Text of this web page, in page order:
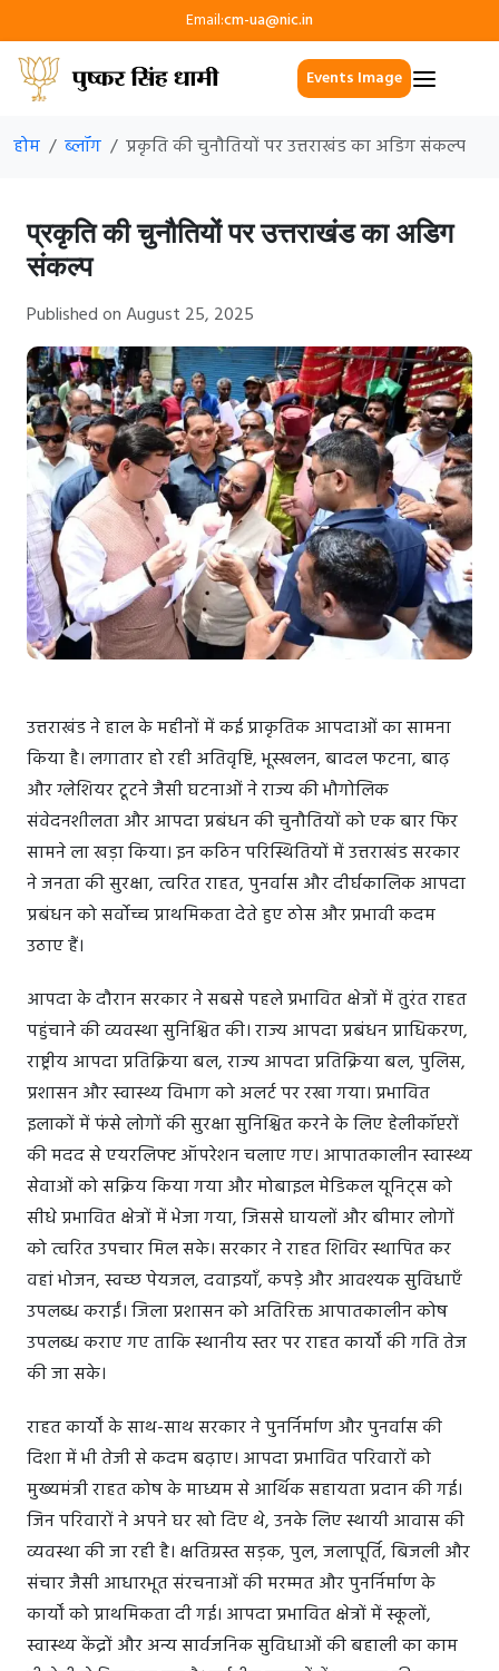
Email:cm-ua@nic.in
Events Image
होम ब्लॉग प्रकृति की चुनौतियों पर उत्तराखंड का अडिग संकल्प
प्रकृति की चुनौतियों पर उत्तराखंड का अडिग
संकल्प
Published on August 25, 2025
उत्तराखंड ने हाल के महीनों में कई प्राकृतिक आपदाओं का सामना
किया है। लगातार हो रही अतिवृष्टि, भूस्खलन, बादल फटना, बाढ़
और ग्लेशियर टूटने जैसी घटनाओं ने राज्य की भौगोलिक
संवेदनशीलता और आपदा प्रबंधन की चुनौतियों को एक बार फिर
सामने ला खड़ा किया। इन कठिन परिस्थितियों में उत्तराखंड सरकार
ने जनता की सुरक्षा, त्वरित राहत, पुनर्वास और दीर्घकालिक आपदा
प्रबंधन को सर्वोच्च प्राथमिकता देते हुए ठोस और प्रभावी कदम
उठाए हैं।
आपदा के दौरान सरकार ने सबसे पहले प्रभावित क्षेत्रों में तुरंत राहत
पहुंचाने की व्यवस्था सुनिश्चित की। राज्य आपदा प्रबंधन प्राधिकरण,
राष्ट्रीय आपदा प्रतिक्रिया बल, राज्य आपदा प्रतिक्रिया बल, पुलिस,
प्रशासन और स्वास्थ्य विभाग को अलर्ट पर रखा गया। प्रभावित
इलाकों में फंसे लोगों की सुरक्षा सुनिश्चित करने के लिए हेलीकॉप्टरों
की मदद से एयरलिफ्ट ऑपरेशन चलाए गए। आपातकालीन स्वास्थ्य
सेवाओं को सक्रिय किया गया और मोबाइल मेडिकल यूनिट्स को
सीधे प्रभावित क्षेत्रों में भेजा गया, जिससे घायलों और बीमार लोगों
को त्वरित उपचार मिल सके। सरकार ने राहत शिविर स्थापित कर
वहां भोजन, स्वच्छ पेयजल, दवाइयाँ, कपड़े और आवश्यक सुविधाएँ
उपलब्ध कराईं। जिला प्रशासन को अतिरिक्त आपातकालीन कोष
उपलब्ध कराए गए ताकि स्थानीय स्तर पर राहत कार्यों की गति तेज
की जा सके।
राहत कार्यों के साथ-साथ सरकार ने पुनर्निर्माण और पुनर्वास की
दिशा में भी तेजी से कदम बढ़ाए। आपदा प्रभावित परिवारों को
मुख्यमंत्री राहत कोष के माध्यम से आर्थिक सहायता प्रदान की गई।
जिन परिवारों ने अपने घर खो दिए थे, उनके लिए स्थायी आवास की
व्यवस्था की जा रही है। क्षतिग्रस्त सड़क, पुल, जलापूर्ति, बिजली और
संचार जैसी आधारभूत संरचनाओं की मरम्मत और पुनर्निर्माण के
कार्यों को प्राथमिकता दी गई। आपदा प्रभावित क्षेत्रों में स्कूलों,
स्वास्थ्य केंद्रों और अन्य सार्वजनिक सुविधाओं की बहाली का काम